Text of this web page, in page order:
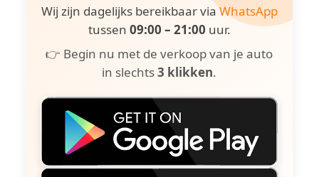
Wij zijn dagelijks bereikbaar viaWhatsApp
tussen 09:00 – 21:00 uur.
👉 Begin nu met de verkoop van je auto
in slechts3 klikken.